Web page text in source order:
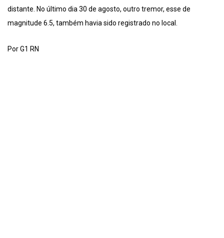
distante. No último dia 30 de agosto, outro tremor, esse de
magnitude 6.5, também havia sido registrado no local.
Por G1 RN